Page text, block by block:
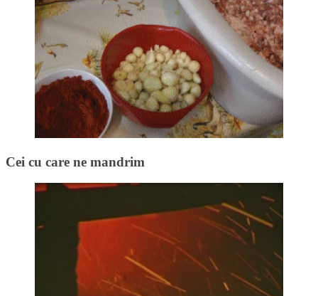
Cei cu care ne mandrim